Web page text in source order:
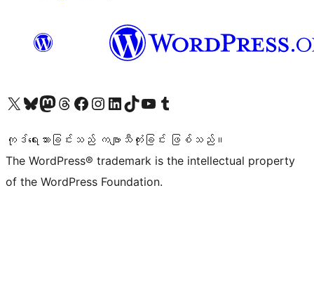
ကျွန်ုပ်တို့၏ X (ယခင် Twitter) အကောင့်သို့ သွားရောက်ကြည့်ရှုပါကျွန်ုပ်တို့၏ Bluesky အကောင့်သို့ ဝင်ရောက်ကြည့်ရှုရန်
ကျွန်ုပ်တို့၏ Mastodon အကောင့်သို့ သွားရောက်ကြည့်ရှုပါကျွန်ုပ်တို့၏ Threads အကောင့်သို့ ဝင်ရောက်ကြည့်ရှုရန်
ကျွန်ုပ်တို့၏ Facebook စာမျက်နှာသို့ သွားရောက်ကြည့်ရှုပါကျွန်ုပ်တို့၏ Instagram အကောင့်သို့ သွားရောက်ကြည့်ရှုပါ ကျွန်ုပ်တို့၏ LinkedIn အကောင့်သို့ သွားရောက်ကြည့်ရှုပါကျွန်ုပ်တို့၏ TikTok အကောင့်သို့ ဝင်ရောက်ကြည့်ရှုရန်
ကျွန်ုပ်တို့၏ YouTube ချန်နယ်သို့ သွားရောက်ကြည့်ရှုပါ ကျွန်ုပ်တို့၏ Tumblr အကောင့်သို့ ဝင်ရောက်ကြည့်ရှုရန်
ကုဒ်ရေးသားခြင်းသည် ကဗျာသီကုံးခြင်း ဖြစ်သည်။
The WordPress® trademark is the intellectual property
of the WordPress Foundation.